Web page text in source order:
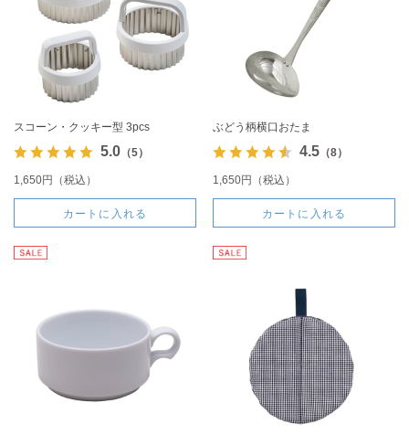
スコーン・クッキー型 3pcs
5.0（5）
1,650円（税込）
カートに入れる
ぶどう柄横口おたま
4.5（8）
1,650円（税込）
カートに入れる